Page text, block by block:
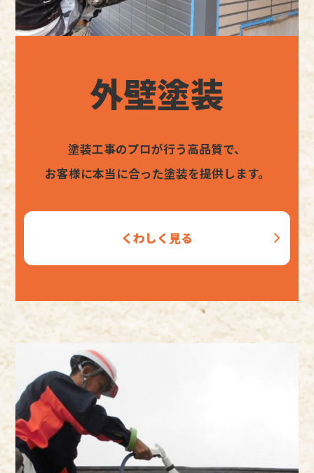
外壁塗装
塗装工事のプロが行う高品質で、
お客様に本当に合った塗装を提供します。
くわしく見る